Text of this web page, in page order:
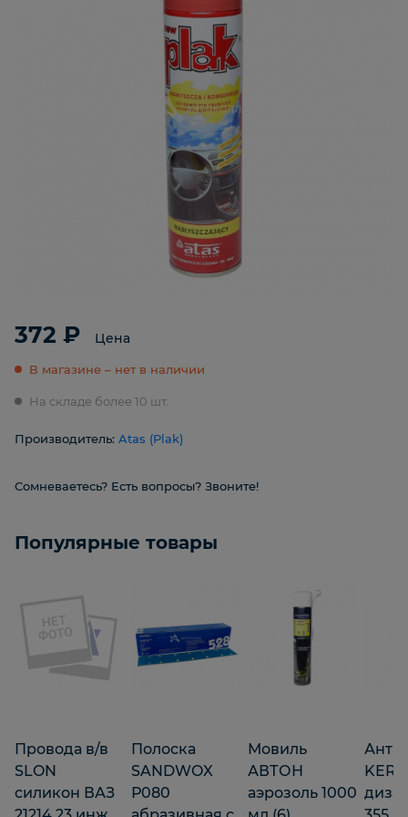
372 ₽ Цена
В магазине – нет в наличии
На складе более 10 шт.
Производитель: Atas (Plak)
Сомневаетесь? Есть вопросы? Звоните!
Популярные товары
Провода в/в
SLON
силикон ВАЗ
Полоска
SANDWOX
Р080
Мовиль
АВТОН
аэрозоль 1000